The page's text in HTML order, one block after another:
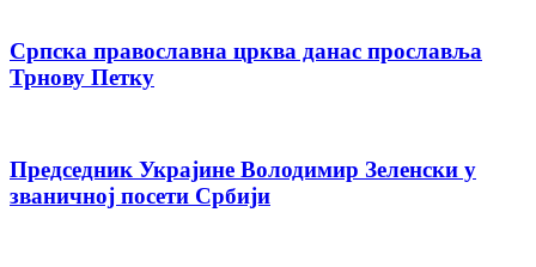
Српска православна црква данас прославља
Трнову Петку
Председник Украјине Володимир Зеленски у
званичној посети Србији